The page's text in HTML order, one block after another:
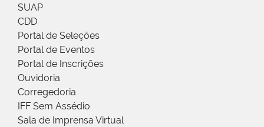
SUAP
CDD
Portal de Seleções
Portal de Eventos
Portal de Inscrições
Ouvidoria
Corregedoria
IFF Sem Assédio
Sala de Imprensa Virtual